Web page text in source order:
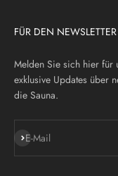
FÜR DEN
Melden Sie sich hier für
exklusive Updates über
die Sauna.
E-Mail
Abonnieren